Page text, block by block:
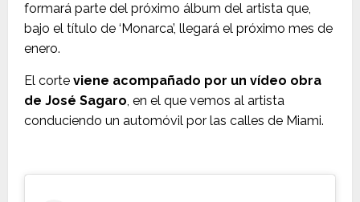
formará parte del próximo álbum del artista que,
bajo el título de ‘Monarca’, llegará el próximo mes de
enero.
El corte viene acompañado por un vídeo obra
de José Sagaro, en el que vemos al artista
conduciendo un automóvil por las calles de Miami.